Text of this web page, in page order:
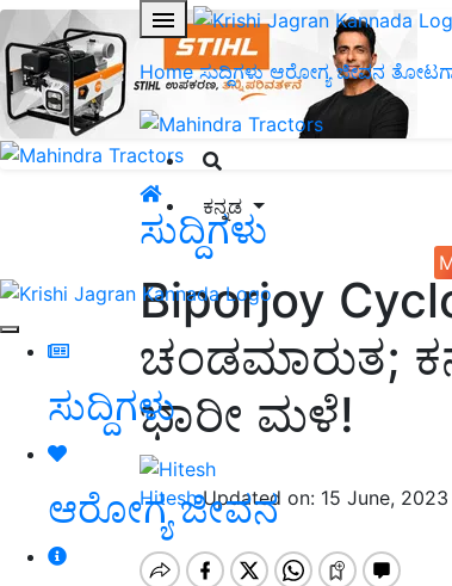
Home ಸುದ್ದಿಗಳು ಆರೋಗ್ಯ ಜೀವನ
ಕನ್ನಡ
ಸುದ್ದಿಗಳು
ಆರೋಗ್ಯ ಜೀವನ
ಸುದ್ದಿಗಳು
Biporjoy
ಚಂಡಮಾರುತ;
ಭಾರೀ ಮಳೆ!
HiteshUpdated on: 15 June, 2023